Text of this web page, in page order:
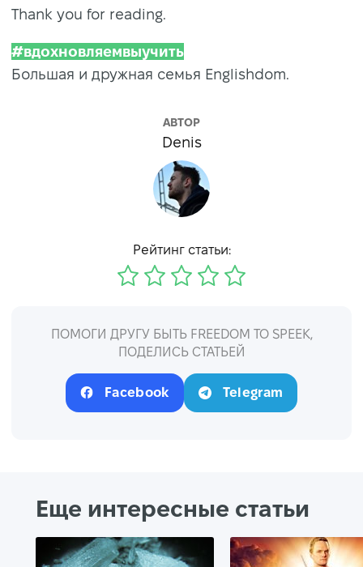
Thank you for reading.
#вдохновляемвыучить
Большая и дружная семья Englishdom.
АВТОР
Denis
Рейтинг статьи:
ПОМОГИ ДРУГУ БЫТЬ FREEDOM TO SPEEK,
ПОДЕЛИСЬ СТАТЬЕЙ
Facebook Telegram
Еще интересные статьи